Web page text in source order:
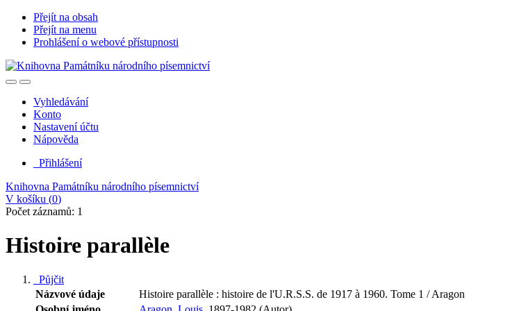
Přejít na obsah
Přejít na menu
Prohlášení o webové přístupnosti
Vyhledávání
Konto
Nastavení účtu
Nápověda
Přihlášení
Knihovna Památníku národního písemnictví
V košíku (0)
Počet záznamů: 1
Histoire parallèle
Půjčit
Názvové údaje
Histoire parallèle : histoire de l'U.R.S.S. de 1917 à 1960. Tome 1 / Aragon